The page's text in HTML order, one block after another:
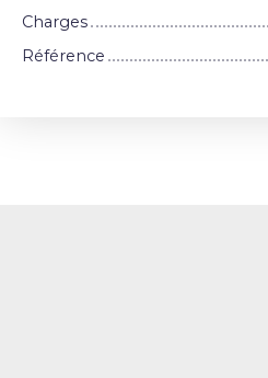
Charges
Référence